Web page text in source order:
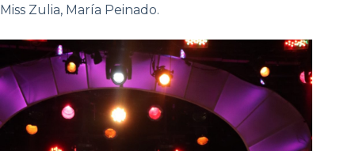
Miss Zulia, María Peinado.